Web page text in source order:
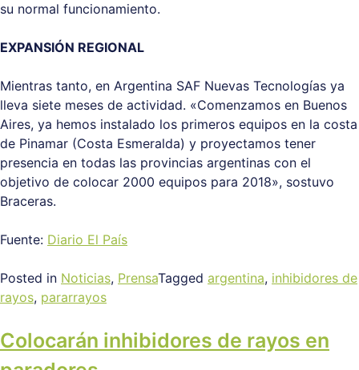
su normal funcionamiento.
EXPANSIÓN REGIONAL
Mientras tanto, en Argentina SAF Nuevas Tecnologías ya
lleva siete meses de actividad. «Comenzamos en Buenos
Aires, ya hemos instalado los primeros equipos en la costa
de Pinamar (Costa Esmeralda) y proyectamos tener
presencia en todas las provincias argentinas con el
objetivo de colocar 2000 equipos para 2018», sostuvo
Braceras.
Fuente: Diario El País
Posted in Noticias, PrensaTagged argentina, inhibidores de
rayos, pararrayos
Colocarán inhibidores de rayos en